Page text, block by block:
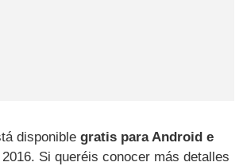
disponiblegratis para Android e
Si queréis conocer más detalles